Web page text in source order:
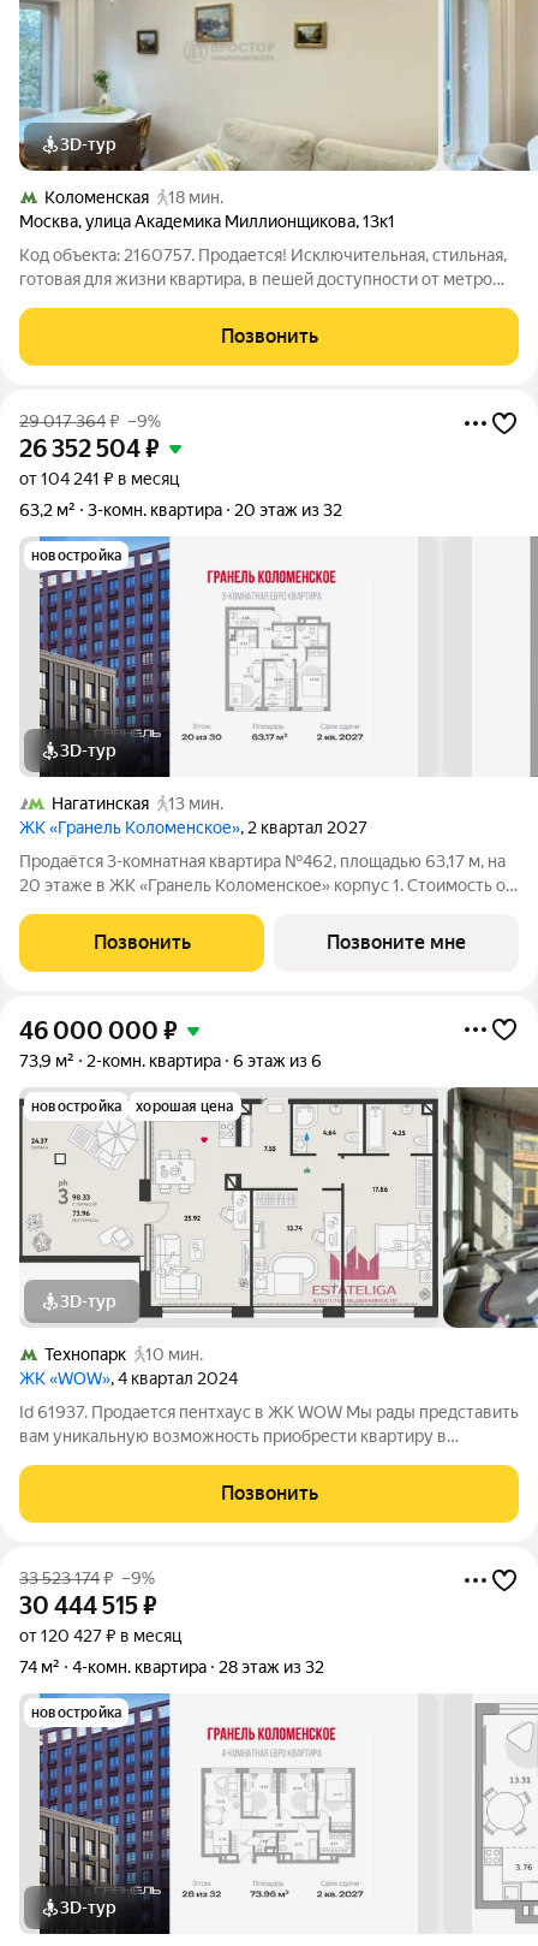
3D-тур
Коломенская
18 мин.
Москва,улица Академика Миллионщикова,13к1
Код объекта: 2160757. Продается! Исключительная, стильная,
готовая для жизни квартира, в пешей доступности от метро
функциональной планировкой. Вариант сразу заехать и жить,
не тратя время на
Позвонить
29 017 364₽ –9%
26 352 504₽
от 104 241 ₽ в месяц
63,2 м²
3-комн. квартира 20 этаж из 32
новостройка
3D-тур
Нагатинская
13 мин.
ЖК «Гранель Коломенское», 2 квартал 2027
Продаётся 3-комнатная квартира №462, площадью 63,17 м, на
20 этаже в ЖК «Гранель Коломенское» корпус 1. Стоимость от
окна во двор. Жилой квартал «Гранель Коломенское»
расположился на юге
Позвонить Позвоните мне
46 000 000 ₽
73,9 м² 2-комн. квартира 6 этаж из 6
новостройка хорошая цена
3D-тур
Технопарк
10 мин.
ЖК «WOW», 4 квартал 2024
Id 61937. Продается пентхаус в ЖК WOW Мы рады представить
вам уникальную возможность приобрести квартиру в
комфортной жизни и счастливого будущего! Эта квартира ваш
шанс на стильное и удобное
Позвонить
33 523 174₽ –9%
30 444 515₽
от 120 427 ₽ в месяц
74 м²
4-комн. квартира 28 этаж из 32
новостройка
3D-тур